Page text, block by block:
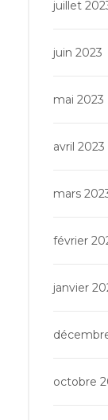
juillet
juin 2023
mai 2023
avril 2023
mars
février
janvier
octobre